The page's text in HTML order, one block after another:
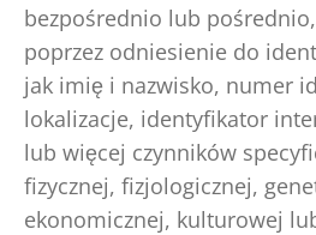
bezpośrednio lub
poprzez odniesienie do
jak imię i nazwisko, numer
lokalizacje, identyfikator
lub więcej czynników
fizycznej, fizjologicznej,
ekonomicznej, kulturowej